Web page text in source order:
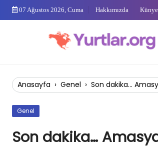
Skip
07 Ağustos 2026, Cuma Hakkımızda Künye
Anasayfa › Genel › Son dakika…
Genel
Son dakika…